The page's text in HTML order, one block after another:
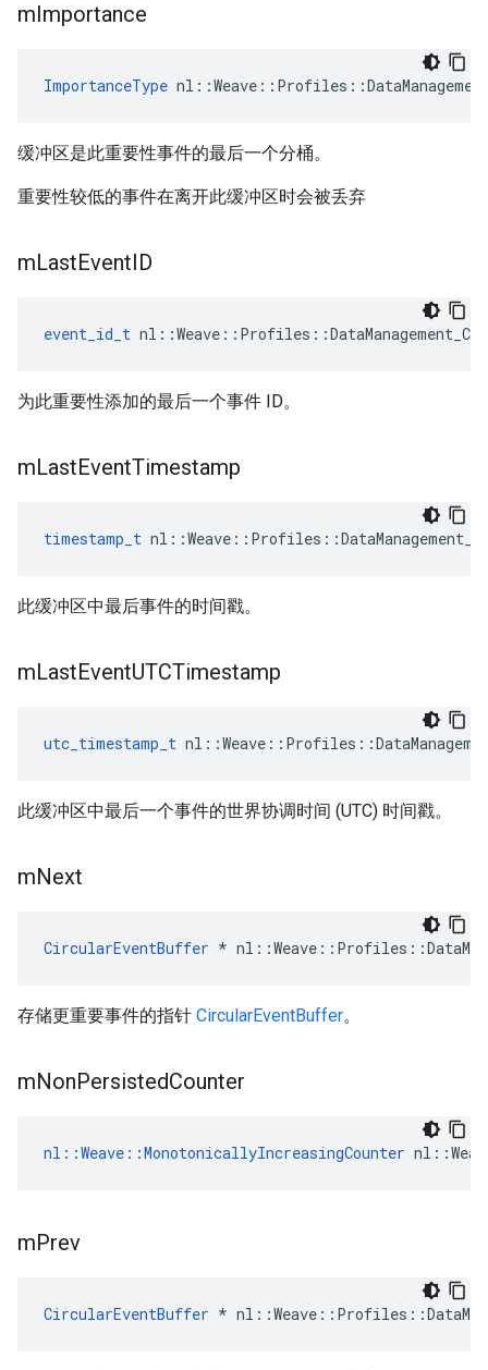
mImportance
ImportanceType
缓冲区是此重要性事件的最后一个分桶。
重要性较低的事件在离开此缓冲区时会被丢弃
mLastEventID
event_id_t
为此重要性添加的最后一个事件 ID。
mLastEventTimestamp
timestamp_t
此缓冲区中最后事件的时间戳。
mLastEventUTCTimestamp
utc_timestamp_t
此缓冲区中最后一个事件的世界协调时间 (UTC) 时间戳。
mNext
CircularEventBuffer *
存储更重要事件的指针 CircularEventBuffer。
mNonPersistedCounter
nl::Weave::MonotonicallyIncreasingCounter
mPrev
CircularEventBuffer *